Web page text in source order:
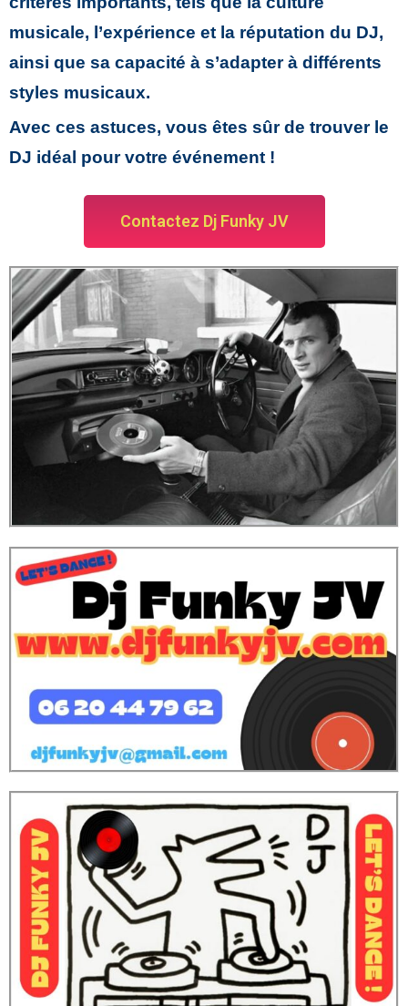
musicale, l’expérience et la réputation du DJ,
ainsi que sa capacité à s’adapter à différents
styles musicaux.
Avec ces astuces, vous êtes sûr de trouver le
DJ idéal pour votre événement !
Contactez Dj Funky JV